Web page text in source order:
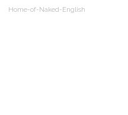
Home-of-Naked-English